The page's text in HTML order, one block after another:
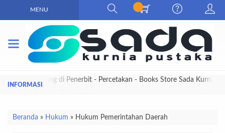
MENU
Selamat Datang di Penerbit - Percetakan - Books Store Sada Kurnia
Beranda » Hukum » Hukum Pemerintahan Daerah